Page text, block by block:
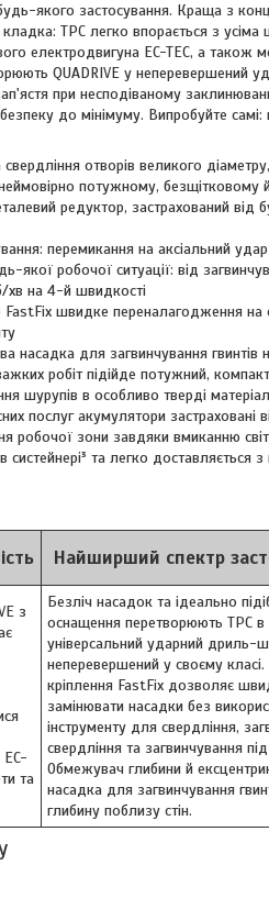
якого застосування. Краща з
TPC легко впорається з
електродвигуна EC-TEC, а також
QUADRIVE у неперевершений
при несподіваному
до мінімуму. Випробуйте
отворів великого
потужному, безщітковому
редуктор, застрахований
перемикання на аксіальний
якої робочої ситуації: від
хв на 4-й швидкості
FastFix швидке переналагодження на
насадка для загвинчування гвинтів
робіт підійде потужний,
шурупів в особливо тверді
послуг акумулятори застраховані
робочої зони завдяки вмиканню
систейнері³ та легко
Найширший спектр
з
та
Безліч насадок та ідеально
оснащення перетворюють TPC в
універсальний ударний дриль-
неперевершений у своєму
кріплення FastFix дозволяє
замінювати насадки без
інструменту для свердління,
свердління та загвинчування
Обмежувач глибини й
насадка для загвинчування
глибину поблизу стін.